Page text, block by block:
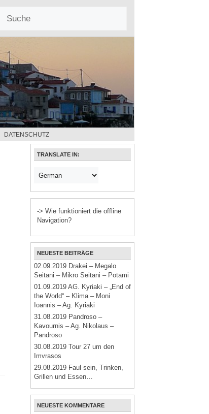
DATENSCHUTZ
TRANSLATE IN:
-> Wie funktioniert die offline
Navigation?
NEUESTE BEITRÄGE
02.09.2019 Drakei – Megalo
Seitani – Mikro Seitani – Potami
01.09.2019 AG. Kyriaki – „End of
the World“ – Klima – Moni
Ioannis – Ag. Kyriaki
31.08.2019 Pandroso –
Kavournis – Ag. Nikolaus –
Pandroso
30.08.2019 Tour 27 um den
Imvrasos
29.08.2019 Faul sein, Trinken,
Grillen und Essen…
NEUESTE KOMMENTARE